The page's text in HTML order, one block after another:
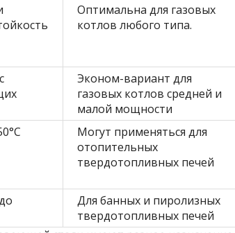
Оптимальна для газовых
котлов любого типа.
Эконом-вариант для
газовых котлов средней и
малой мощности
Могут применяться для
отопительных
твердотопливных печей
Для банных и пиролизных
твердотопливных печей